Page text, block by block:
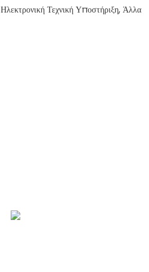
Ηλεκτρονική Τεχνική Υποστήριξη, Άλλα